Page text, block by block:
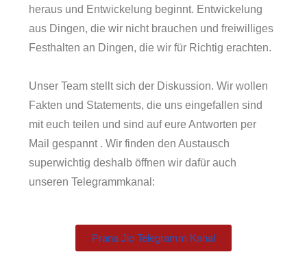
heraus und Entwickelung beginnt. Entwickelung
aus Dingen, die wir nicht brauchen und freiwilliges
Festhalten an Dingen, die wir für Richtig erachten.
Unser Team stellt sich der Diskussion. Wir wollen
Fakten und Statements, die uns eingefallen sind
mit euch teilen und sind auf eure Antworten per
Mail gespannt . Wir finden den Austausch
superwichtig deshalb öffnen wir dafür auch
unseren Telegrammkanal:
Prana Jio Telegramm Kanal